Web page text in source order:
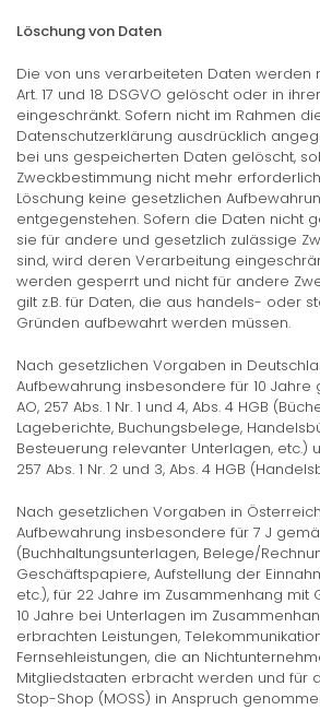
Löschung von Daten
Die von uns verarbeiteten Daten
Art. 17 und 18 DSGVO gelöscht oder in
eingeschränkt. Sofern nicht im Rahmen
Datenschutzerklärung ausdrücklich
bei uns gespeicherten Daten gelöscht,
Zweckbestimmung nicht mehr
Löschung keine gesetzlichen
entgegenstehen. Sofern die Daten nicht
sie für andere und gesetzlich zulässige
sind, wird deren Verarbeitung
werden gesperrt und nicht für andere
gilt z.B. für Daten, die aus handels- oder
Gründen aufbewahrt werden müssen.
Nach gesetzlichen Vorgaben in
Aufbewahrung insbesondere für 10 Jahre
AO, 257 Abs. 1 Nr. 1 und 4, Abs. 4 HGB
Lageberichte, Buchungsbelege,
Besteuerung relevanter Unterlagen, etc.)
257 Abs. 1 Nr. 2 und 3, Abs. 4 HGB
Nach gesetzlichen Vorgaben in
Aufbewahrung insbesondere für 7 J
(Buchhaltungsunterlagen, Belege/
Geschäftspapiere, Aufstellung der
etc.), für 22 Jahre im Zusammenhang mit
10 Jahre bei Unterlagen im
erbrachten Leistungen,
Fernsehleistungen, die an
Mitgliedstaaten erbracht werden und für
Stop-Shop (MOSS) in Anspruch